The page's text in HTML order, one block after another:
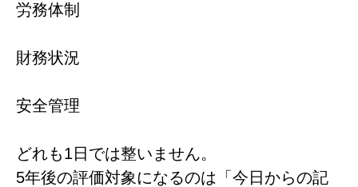
労務体制
財務状況
安全管理
どれも1日では整いません。
5年後の評価対象になるのは「今日からの記